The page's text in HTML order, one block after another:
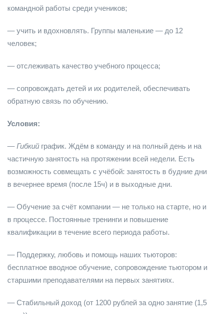
командной работы среди учеников;
— учить и вдохновлять. Группы маленькие — до 12
человек;
— отслеживать качество учебного процесса;
— сопровождать детей и их родителей, обеспечивать
обратную связь по обучению.
Условия:
— Гибкий график. Ждём в команду и на полный день и на
частичную занятость на протяжении всей недели. Есть
возможность совмещать с учёбой: занятость в будние дни
в вечернее время (после 15ч) и в выходные дни.
— Обучение за счёт компании — не только на старте, но и
в процессе. Постоянные тренинги и повышение
квалификации в течение всего периода работы.
— Поддержку, любовь и помощь наших тьюторов:
бесплатное вводное обучение, сопровождение тьютором и
старшими преподавателями на первых занятиях.
— Стабильный доход (от 1200 рублей за одно занятие (1,5